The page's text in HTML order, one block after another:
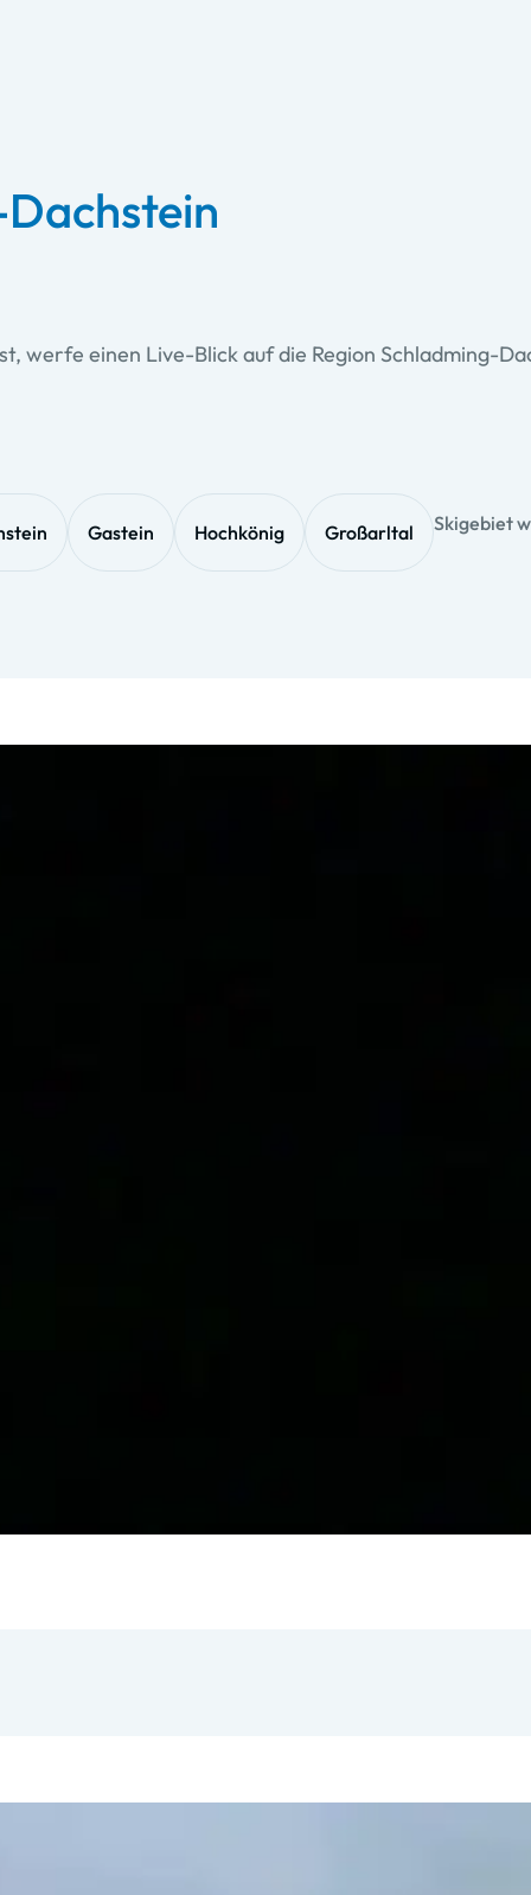
werfe einen Live-Blick auf die Region Schladming-
Gastein Hochkönig Großarltal Skigebiet